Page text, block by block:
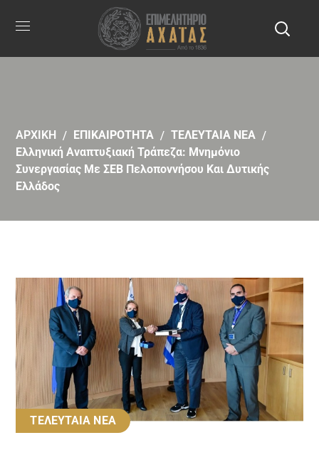
ΑΡΧΙΚΗ ΕΠΙΚΑΙΡΟΤΗΤΑ
ΤΕΛΕΥΤΑΙΑ ΝΕΑ
Ελληνική Αναπτυξιακή Τράπεζα: Μνημόνιο
Συνεργασίας Με ΣΕΒ Πελοποννήσου Και Δυτικής
Ελλάδος
ΤΕΛΕΥΤΑΙΑ ΝΕΑ